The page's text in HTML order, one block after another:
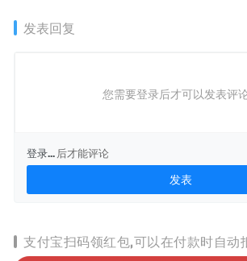
发表回复
您需要登录后才可以发表评
登录... 后才能评论
支付宝扫码领红包,可以在付款时自动